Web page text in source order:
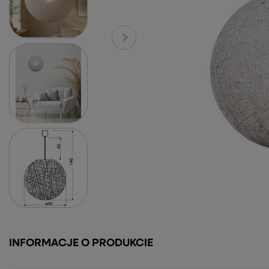
INFORMACJE O PRODUKCIE